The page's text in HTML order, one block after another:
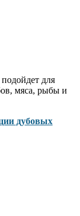
для
мяса, рыбы и
дубовых